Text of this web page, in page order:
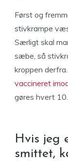
Først og
stivkrampe
Særligt skal
sæbe, så
kroppen
vaccineret
gøres hvert
Hvis jeg
smittet,